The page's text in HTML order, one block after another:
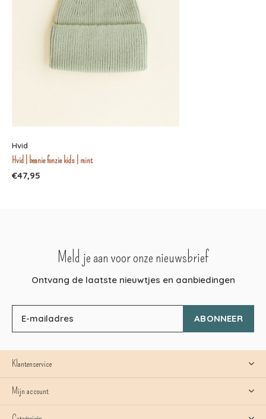
Hvid
Hvid | beanie fonzie kids | mint
€47,95
Meld je aan voor onze nieuwsbrief
Ontvang de laatste nieuwtjes en aanbiedingen
ABONNEER
Klantenservice
Mijn account